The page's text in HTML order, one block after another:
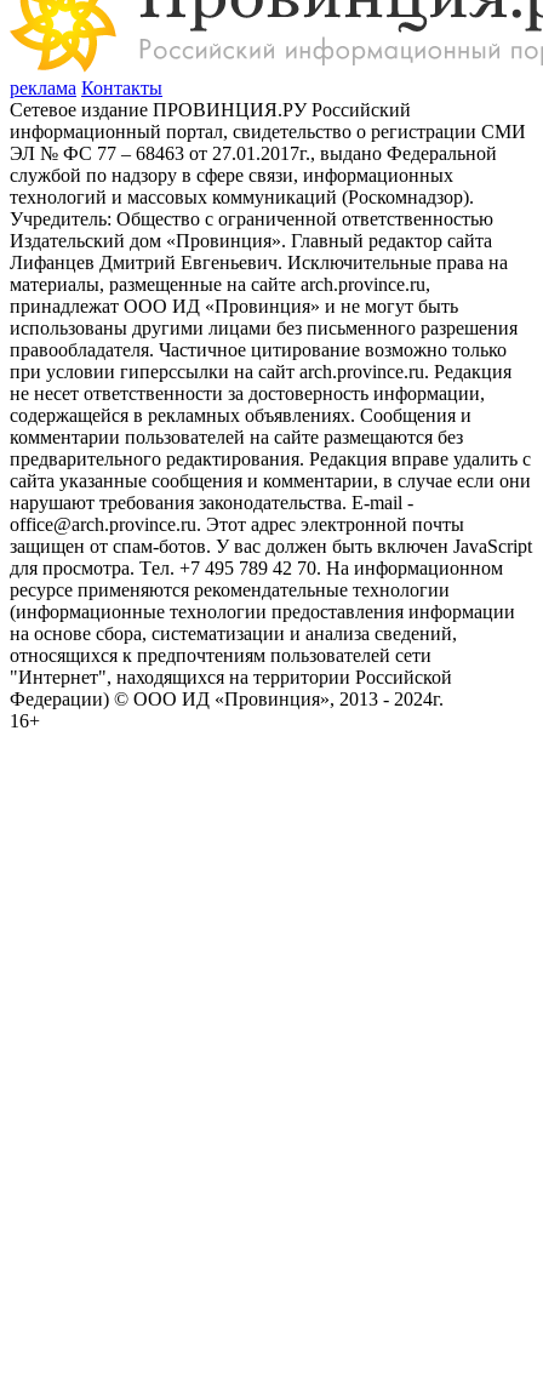
реклама Контакты
Сетевое издание ПРОВИНЦИЯ.РУ Российский
информационный портал, свидетельство о регистрации СМИ
ЭЛ № ФС 77 – 68463 от 27.01.2017г., выдано Федеральной
службой по надзору в сфере связи, информационных
технологий и массовых коммуникаций (Роскомнадзор).
Учредитель: Общество с ограниченной ответственностью
Издательский дом «Провинция». Главный редактор сайта
Лифанцев Дмитрий Евгеньевич. Исключительные права на
материалы, размещенные на сайте arch.province.ru,
принадлежат ООО ИД «Провинция» и не могут быть
использованы другими лицами без письменного разрешения
правообладателя. Частичное цитирование возможно только
при условии гиперссылки на сайт arch.province.ru. Редакция
не несет ответственности за достоверность информации,
содержащейся в рекламных объявлениях. Сообщения и
комментарии пользователей на сайте размещаются без
предварительного редактирования. Редакция вправе удалить с
сайта указанные сообщения и комментарии, в случае если они
нарушают требования законодательства. E-mail -
office@arch.province.ru. Этот адрес электронной почты
защищен от спам-ботов. У вас должен быть включен JavaScript
для просмотра. Tел. +7 495 789 42 70. На информационном
ресурсе применяются рекомендательные технологии
(информационные технологии предоставления информации
на основе сбора, систематизации и анализа сведений,
относящихся к предпочтениям пользователей сети
"Интернет", находящихся на территории Российской
Федерации) © ООО ИД «Провинция», 2013 - 2024г.
16+